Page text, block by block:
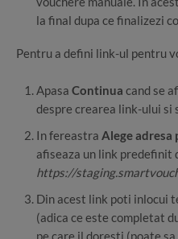
la final dupa ce finalizezi
Pentru a defini link-ul pentru
Apasa Continua cand se
despre crearea link-ului si
In fereastra Alege adresa
afiseaza un link predefinit
https://
Din acest link poti inlocui
(adica ce este completat
pe care il doresti (poate